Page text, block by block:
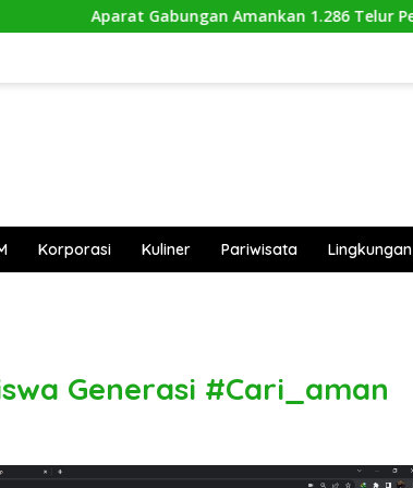
Gabungan Amankan 1.286 Telur Penyu di Sambas
Korporasi Kuliner Pariwisata Lingkungan
Generasi #Cari_aman